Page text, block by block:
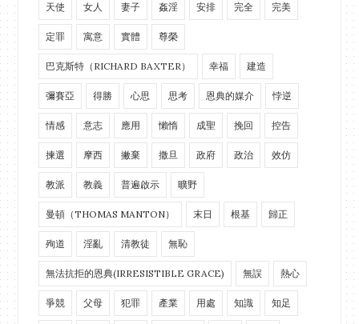
天使 女人 妻子 姦淫 安排 完全 完美
定罪 寓意 實體 尊榮
巴克斯特（RICHARD BAXTER） 幸福 建造
彌賽亞 得勝 心思 思考 恩典的媒介 悖逆
情感 意志 應用 懶惰 成聖 挽回 控告
揀選 摩西 撇棄 撒旦 政府 政治 效仿
教派 教義 普遍啟示 曠野
曼頓（THOMAS MANTON） 末日 根基 歸正
殉道 淫亂 清教徒 無恥
無法抗拒的恩典(IRRESISTIBLE GRACE) 無誤 熱心
爭競 父母 犯罪 產業 用處 知識 知足